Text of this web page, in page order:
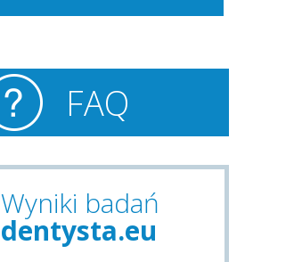
FAQ
Wyniki badań
dentysta.eu